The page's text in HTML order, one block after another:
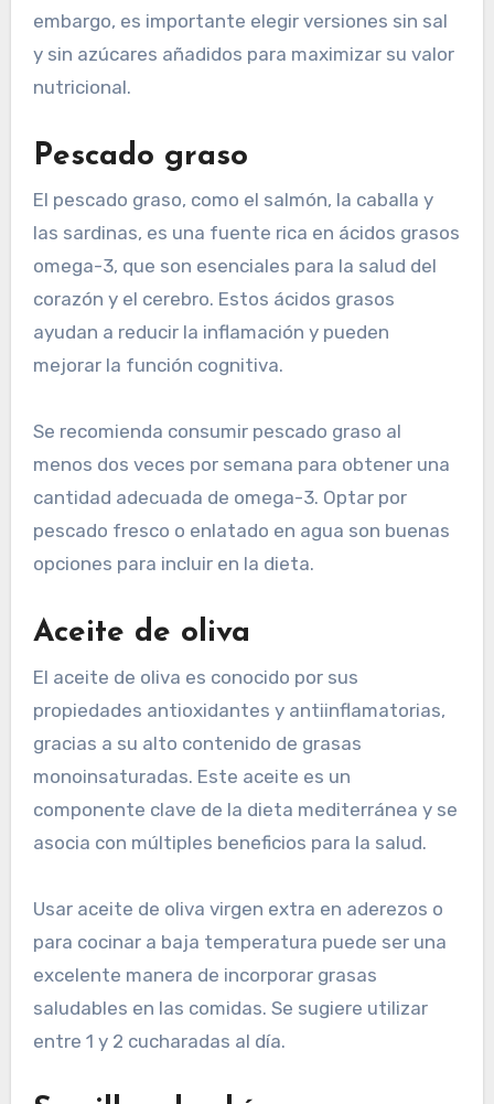
embargo, es importante elegir versiones sin sal
y sin azúcares añadidos para maximizar su valor
nutricional.
Pescado graso
El pescado graso, como el salmón, la caballa y
las sardinas, es una fuente rica en ácidos grasos
omega-3, que son esenciales para la salud del
corazón y el cerebro. Estos ácidos grasos
ayudan a reducir la inflamación y pueden
mejorar la función cognitiva.
Se recomienda consumir pescado graso al
menos dos veces por semana para obtener una
cantidad adecuada de omega-3. Optar por
pescado fresco o enlatado en agua son buenas
opciones para incluir en la dieta.
Aceite de oliva
El aceite de oliva es conocido por sus
propiedades antioxidantes y antiinflamatorias,
gracias a su alto contenido de grasas
monoinsaturadas. Este aceite es un
componente clave de la dieta mediterránea y se
asocia con múltiples beneficios para la salud.
Usar aceite de oliva virgen extra en aderezos o
para cocinar a baja temperatura puede ser una
excelente manera de incorporar grasas
saludables en las comidas. Se sugiere utilizar
entre 1 y 2 cucharadas al día.